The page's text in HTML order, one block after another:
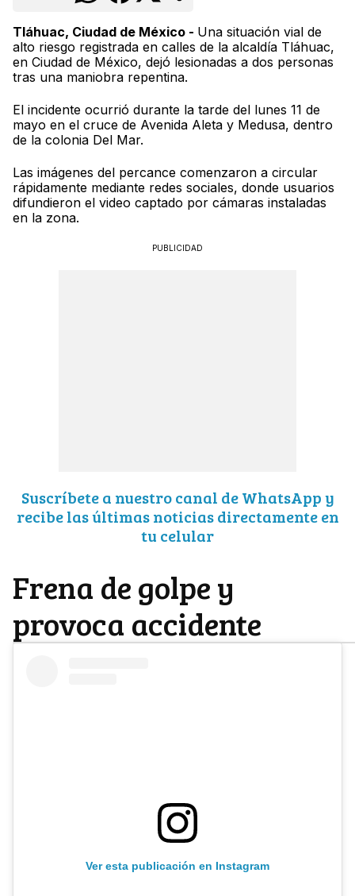
Tláhuac, Ciudad de México - Una situación vial de
alto riesgo registrada en calles de la alcaldía Tláhuac,
en Ciudad de México, dejó lesionadas a dos personas
tras una maniobra repentina.
El incidente ocurrió durante la tarde del lunes 11 de
mayo en el cruce de Avenida Aleta y Medusa, dentro
de la colonia Del Mar.
Las imágenes del percance comenzaron a circular
rápidamente mediante redes sociales, donde usuarios
difundieron el video captado por cámaras instaladas
en la zona.
PUBLICIDAD
Suscríbete a nuestro canal de WhatsApp y
recibe las últimas noticias directamente en
tu celular
Frena de golpe y
provoca accidente
Ver esta publicación en Instagram